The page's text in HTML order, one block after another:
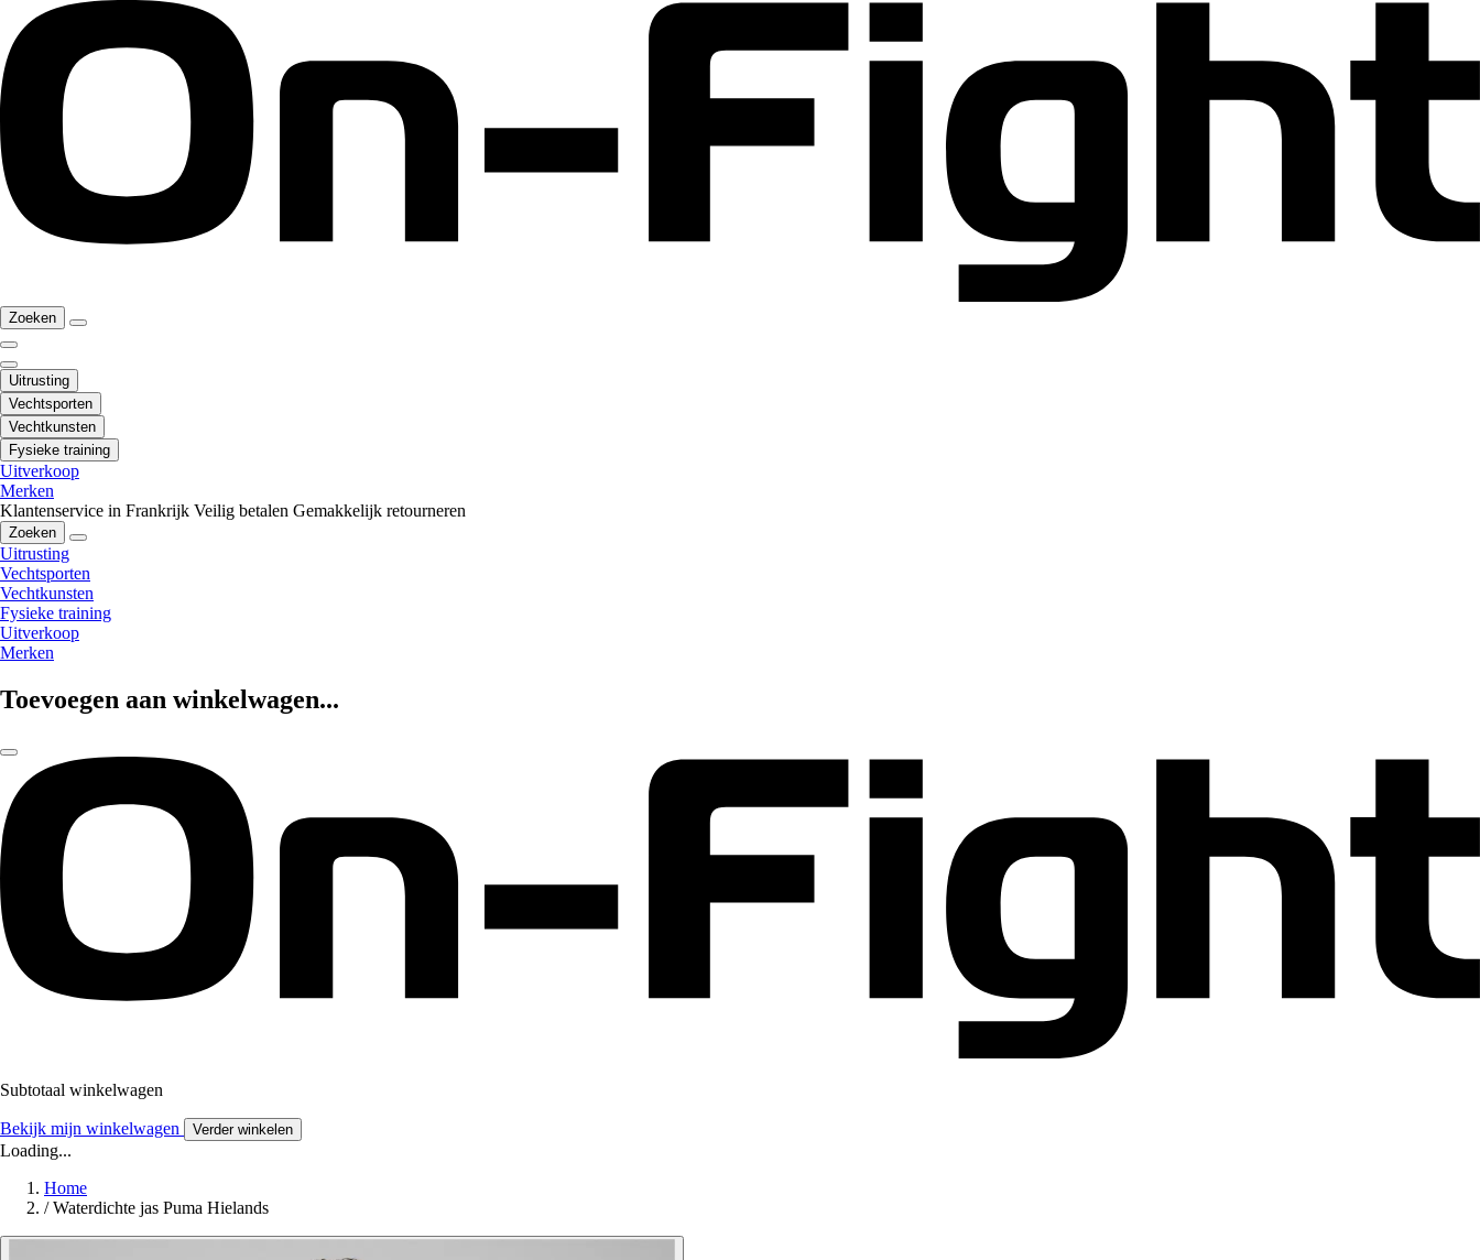
Zoeken
Uitrusting
Vechtsporten
Vechtkunsten
Fysieke training
Uitverkoop
Merken
Klantenservice in Frankrijk Veilig betalen Gemakkelijk retourneren
Zoeken
Uitrusting
Vechtsporten
Vechtkunsten
Fysieke training
Uitverkoop
Merken
Toevoegen aan winkelwagen...
Subtotaal winkelwagen
Bekijk mijn winkelwagen Verder winkelen
Loading...
Home
/ Waterdichte jas Puma Hielands